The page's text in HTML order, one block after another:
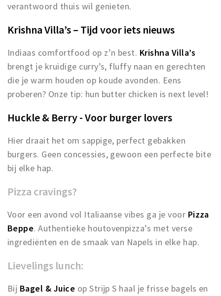
verantwoord thuis wil genieten.
Krishna Villa’s – Tijd voor iets nieuws
Indiaas comfortfood op z’n best. Krishna Villa’s
brengt je kruidige curry’s, fluffy naan en gerechten
die je warm houden op koude avonden. Eens
proberen? Onze tip: hun butter chicken is next level!
Huckle & Berry - Voor burger lovers
Hier draait het om sappige, perfect gebakken
burgers. Geen concessies, gewoon een perfecte bite
bij elke hap.
Pizza cravings?
Voor een avond vol Italiaanse vibes ga je voor Pizza
Beppe. Authentieke houtovenpizza’s met verse
ingrediënten en de smaak van Napels in elke hap.
Lievelings lunch:
Bij Bagel & Juice op Strijp S haal je frisse bagels en